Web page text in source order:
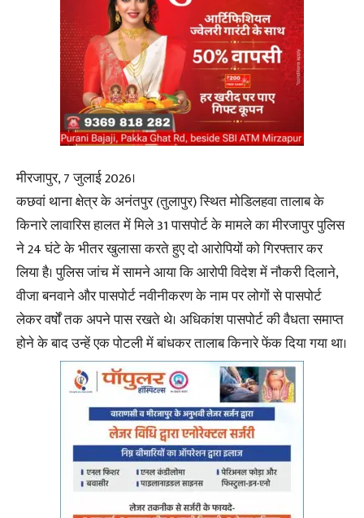
मीरजापुर, 7 जुलाई 2026।
कछवां थाना क्षेत्र के अनंतपुर (तुलापुर) स्थित मोडिलहवा तालाब के
किनारे लावारिस हालत में मिले 31 पासपोर्ट के मामले का मीरजापुर पुलिस
ने 24 घंटे के भीतर खुलासा करते हुए दो आरोपियों को गिरफ्तार कर
लिया है। पुलिस जांच में सामने आया कि आरोपी विदेश में नौकरी दिलाने,
वीजा बनवाने और पासपोर्ट नवीनीकरण के नाम पर लोगों से पासपोर्ट
लेकर वर्षों तक अपने पास रखते थे। अधिकांश पासपोर्ट की वैधता समाप्त
होने के बाद उन्हें एक पोटली में बांधकर तालाब किनारे फेंक दिया गया था।